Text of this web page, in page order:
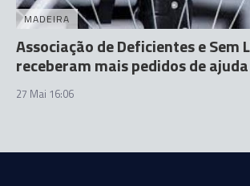
MADEIRA
Associação de Deficientes e Sem
receberam mais pedidos de ajuda
27 Mai 16:06